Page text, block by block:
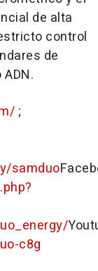
de alta
control
de
;
samduo
c8g